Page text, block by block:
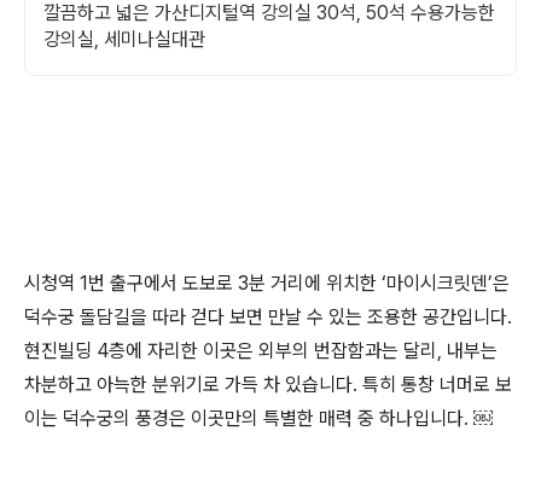
깔끔하고 넓은 가산디지털역 강의실 30석, 50석 수용가능한
강의실, 세미나실대관
시청역 1번 출구에서 도보로 3분 거리에 위치한 ‘마이시크릿덴’은
덕수궁 돌담길을 따라 걷다 보면 만날 수 있는 조용한 공간입니다.
현진빌딩 4층에 자리한 이곳은 외부의 번잡함과는 달리, 내부는
차분하고 아늑한 분위기로 가득 차 있습니다. 특히 통창 너머로 보
이는 덕수궁의 풍경은 이곳만의 특별한 매력 중 하나입니다. ￼